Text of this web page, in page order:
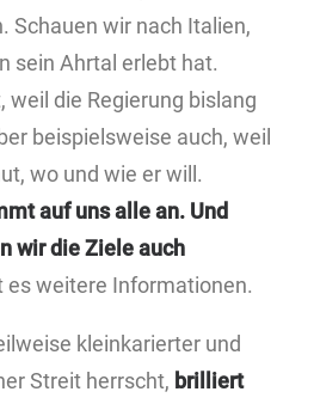
Schauen wir nach Italien,
sein Ahrtal erlebt hat.
weil die Regierung bislang
beispielsweise auch, weil
wo und wie er will.
auf uns alle an. Und
wir die Ziele auch
es weitere Informationen.
kleinkarierter und
Streit herrscht, brilliert